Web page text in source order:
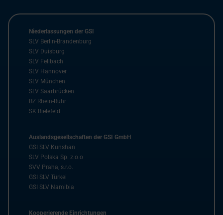
Niederlassungen der GSI
SLV Berlin-Brandenburg
SLV Duisburg
SLV Fellbach
SLV Hannover
SLV München
SLV Saarbrücken
BZ Rhein-Ruhr
SK Bielefeld
Auslandsgesellschaften der GSI GmbH
GSI SLV Kunshan
SLV Polska Sp. z.o.o
SVV Praha, s.r.o.
GSI SLV Türkei
GSI SLV Namibia
Kooperierende Einrichtungen